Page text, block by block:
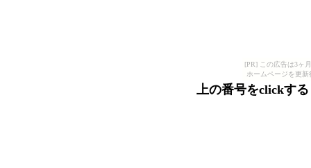
[PR] この広告は3ヶ
ホームページを更
上の番号をclickす